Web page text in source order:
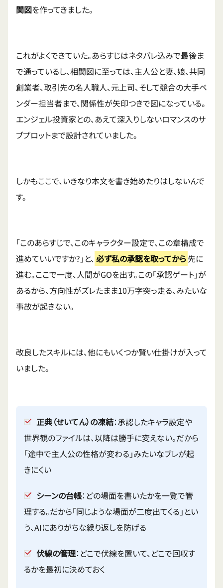
関図を作ってきました。
これがよくできていた。あらすじはネタバレ込みで最後ま
で通っているし、相関図に至っては、主人公と妻、娘、共同
創業者、取引先の名人職人、元上司、そして競合の大手ベ
ンダー担当者まで、関係性が矢印つきで図になっている。
エンジェル投資家との、あえて深入りしないロマンスのサ
ブプロットまで設計されていました。
しかもここで、いきなり本文を書き始めたりはしないんで
す。
「このあらすじで、このキャラクター設定で、この章構成で
進めていいですか?」と、 必ず私の承認を取ってから先に
進む。ここで一度、人間がGOを出す。この「承認ゲート」が
あるから、方向性がズレたまま10万字突っ走る、みたいな
事故が起きない。
改良したスキルには、他にもいくつか賢い仕掛けが入って
いました。
正典（せいてん）の凍結：承認したキャラ設定や
世界観のファイルは、以降は勝手に変えない。だから
「途中で主人公の性格が変わる」みたいなブレが起
きにくい
シーンの台帳：どの場面を書いたかを一覧で管
理する。だから「同じような場面が二度出てくる」とい
う、AIにありがちな繰り返しを防げる
伏線の管理：どこで伏線を置いて、どこで回収す
るかを最初に決めておく